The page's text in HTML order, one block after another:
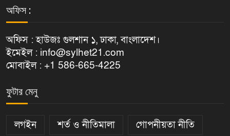
অফিস :
অফিস : হাউজঃ গুলশান ১, ঢাকা, বাংলাদেশ।
ইমেইল : info@sylhet21.com
মোবাইল : +1 586-665-4225
ফুটার মেনু
লগইন শর্ত ও নীতিমালা গোপনীয়তা নীতি